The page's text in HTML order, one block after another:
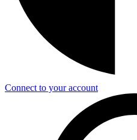
Connect to your account